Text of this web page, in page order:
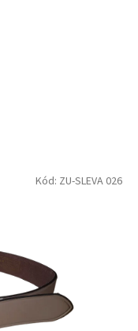
Kód: ZU-SLEVA 026